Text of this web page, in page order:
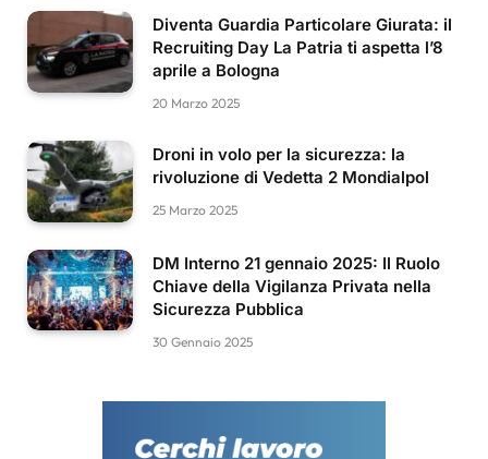
Diventa Guardia Particolare Giurata: il
Recruiting Day La Patria ti aspetta l’8
aprile a Bologna
20 Marzo 2025
Droni in volo per la sicurezza: la
rivoluzione di Vedetta 2 Mondialpol
25 Marzo 2025
DM Interno 21 gennaio 2025: Il Ruolo
Chiave della Vigilanza Privata nella
Sicurezza Pubblica
30 Gennaio 2025